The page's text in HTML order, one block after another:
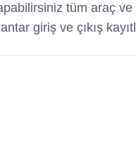
tüm araç
giriş ve çıkış